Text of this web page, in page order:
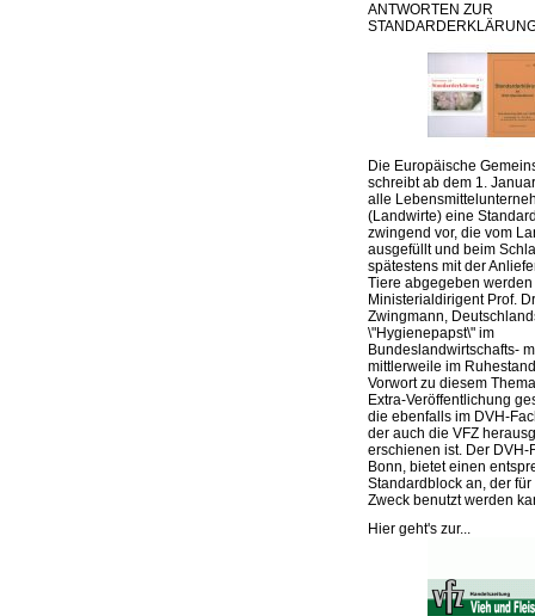
ANTWORTEN ZUR
Die Europäische
schreibt ab dem 1.
alle
(Landwirte) eine
zwingend vor, die vom
ausgefüllt und beim
spätestens mit der
Tiere abgegeben werden
Ministerialdirigent Prof.
Zwingmann,
\"Hygienepapst\" im
Bundeslandwirtschafts-
mittlerweile im
Vorwort zu diesem
Extra-Veröffentlichung
die ebenfalls im DVH-
der auch die VFZ
erschienen ist. Der DVH-
Bonn, bietet einen
Standardblock an, der
Zweck benutzt werden
Hier geht's zur...